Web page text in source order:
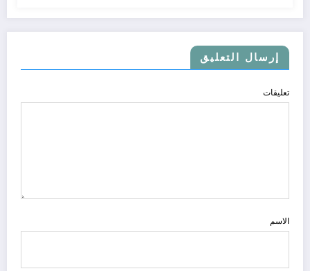
إرسال التعليق
تعليقات
الاسم